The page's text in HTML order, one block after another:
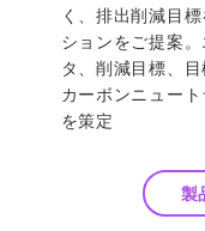
く、排出削減目
ションをご提案
タ、削減目標、
カーボンニュー
を策定
製